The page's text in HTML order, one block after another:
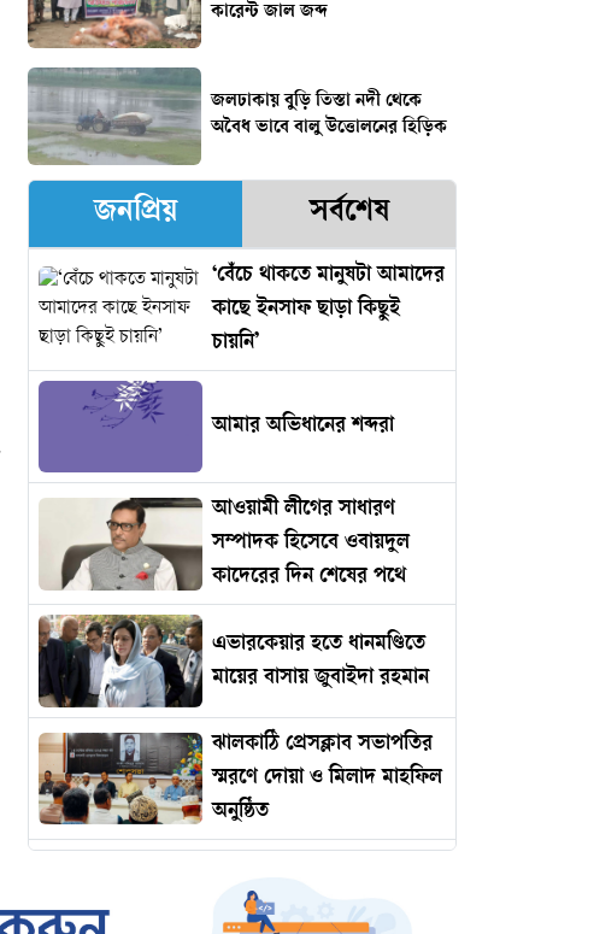
কারেন্ট জাল জব্দ
জলঢাকায় বুড়ি তিস্তা নদী থেকে
অবৈধ ভাবে বালু উত্তোলনের হিড়িক
জনপ্রিয় সর্বশেষ
‘বেঁচে থাকতে মানুষটা আমাদের
কাছে ইনসাফ ছাড়া কিছুই
চায়নি’
আমার অভিধানের শব্দরা
আওয়ামী লীগের সাধারণ
সম্পাদক হিসেবে ওবায়দুল
কাদেরের দিন শেষের পথে
এভারকেয়ার হতে ধানমণ্ডিতে
মায়ের বাসায় জুবাইদা রহমান
ঝালকাঠি প্রেসক্লাব সভাপতির
স্মরণে দোয়া ও মিলাদ মাহফিল
অনুষ্ঠিত
কোটি টাকার প্রতারণা